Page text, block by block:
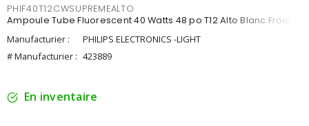
PHIF40T12CWSUPREMEALTO
Ampoule Tube Fluorescent 40 Watts 48 po T12 Alto Blanc Froid
Manufacturier :
PHILIPS ELECTRONICS -LIGHT
# Manufacturier : 423889
En inventaire